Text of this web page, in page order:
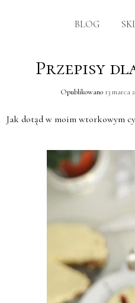
BLOG
Przepisy
Opublikowano 13 marca
Jak dotąd w moim wtorkowym